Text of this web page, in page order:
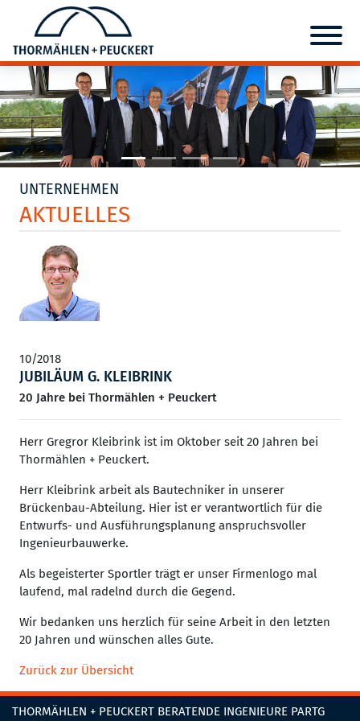
UNTERNEHMEN
AKTUELLES
10/2018
JUBILÄUM G. KLEIBRINK
20 Jahre bei Thormählen + Peuckert
Herr Gregror Kleibrink ist im Oktober seit 20 Jahren bei
Thormählen + Peuckert.
Herr Kleibrink arbeit als Bautechniker in unserer
Brückenbau-Abteilung. Hier ist er verantwortlich für die
Entwurfs- und Ausführungsplanung anspruchsvoller
Ingenieurbauwerke.
Als begeisterter Sportler trägt er unser Firmenlogo mal
laufend, mal radelnd durch die Gegend.
Wir bedanken uns herzlich für seine Arbeit in den letzten
20 Jahren und wünschen alles Gute.
Zurück zur Übersicht
THORMÄHLEN + PEUCKERT BERATENDE INGENIEURE PARTG